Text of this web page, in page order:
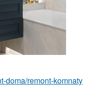
doma/remont-komnaty